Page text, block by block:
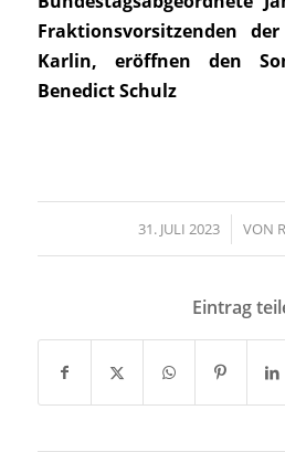
Fraktionsvorsitzenden
Karlin, eröffnen den
Benedict Schulz
31. JULI 2023
/ VON
Eintrag